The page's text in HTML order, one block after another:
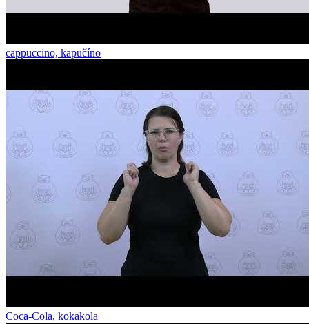
cappuccino, kapučíno
Coca-Cola, kokakola